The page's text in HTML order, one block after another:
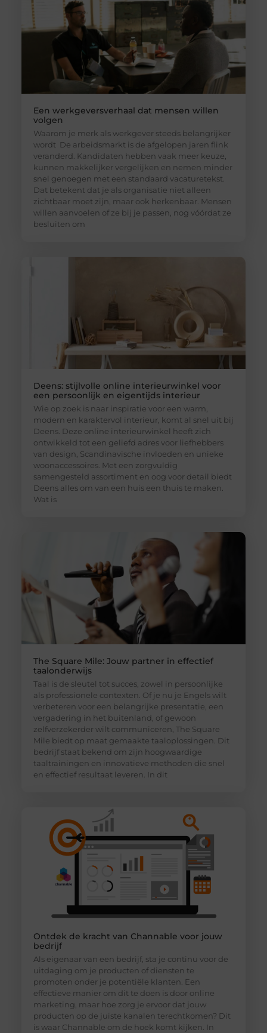
Een werkgeversverhaal dat mensen willen
volgen
Waarom je merk als werkgever steeds belangrijker
wordt De arbeidsmarkt is de afgelopen jaren flink
veranderd. Kandidaten hebben vaak meer keuze,
kunnen makkelijker vergelijken en nemen minder
snel genoegen met een standaard vacaturetekst.
Dat betekent dat je als organisatie niet alleen
zichtbaar moet zijn, maar ook herkenbaar. Mensen
willen aanvoelen of ze bij je passen, nog vóórdat ze
besluiten om
Deens: stijlvolle online interieurwinkel voor
een persoonlijk en eigentijds interieur
Wie op zoek is naar inspiratie voor een warm,
modern en karaktervol interieur, komt al snel uit bij
Deens. Deze online interieurwinkel heeft zich
ontwikkeld tot een geliefd adres voor liefhebbers
van design, Scandinavische invloeden en unieke
woonaccessoires. Met een zorgvuldig
samengesteld assortiment en oog voor detail biedt
Deens alles om van een huis een thuis te maken.
Wat is
The Square Mile: Jouw partner in effectief
taalonderwijs
Taal is de sleutel tot succes, zowel in persoonlijke
als professionele contexten. Of je nu je Engels wilt
verbeteren voor een belangrijke presentatie, een
vergadering in het buitenland, of gewoon
zelfverzekerder wilt communiceren, The Square
Mile biedt op maat gemaakte taaloplossingen. Dit
bedrijf staat bekend om zijn hoogwaardige
taaltrainingen en innovatieve methoden die snel
en effectief resultaat leveren. In dit
Ontdek de kracht van Channable voor jouw
bedrijf
Als eigenaar van een bedrijf, sta je continu voor de
uitdaging om je producten of diensten te
promoten onder je potentiële klanten. Een
effectieve manier om dit te doen is door online
marketing, maar hoe zorg je ervoor dat jouw
producten op de juiste kanalen terechtkomen? Dit
is waar Channable om de hoek komt kijken. In